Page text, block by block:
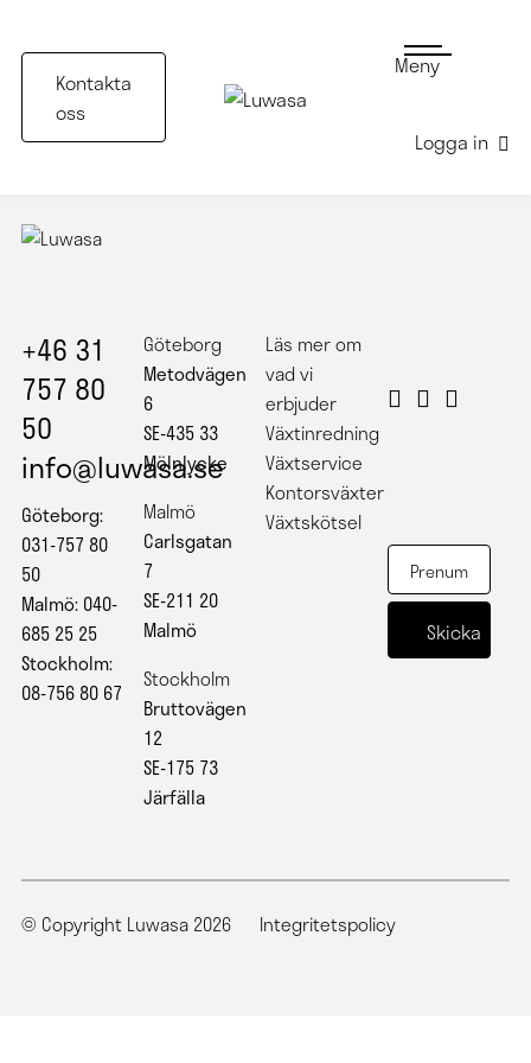
Kontakta
oss
Meny
Logga in
+46 31
757 80
50
info@luwasa.se
Göteborg:
031-757 80
50
Malmö: 040-
685 25 25
Stockholm:
08-756 80 67
Göteborg
Metodvägen
6
SE-435 33
Mölnlycke
Malmö
Carlsgatan
7
SE-211 20
Malmö
Stockholm
Bruttovägen
12
SE-175 73
Järfälla
Läs mer om
vad vi
erbjuder
Växtinredning
Växtservice
Kontorsväxter
Växtskötsel
© Copyright Luwasa 2026 Integritetspolicy